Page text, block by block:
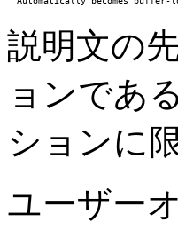
説明文の
ョンであ
ションに
ユーザー